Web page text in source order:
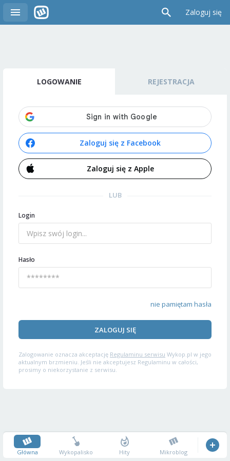
Zaloguj się
LOGOWANIE REJESTRACJA
Zaloguj się z Facebook
Zaloguj się z Apple
LUB
Login
Hasło
nie pamiętam hasła
ZALOGUJ SIĘ
Zalogowanie oznacza akceptację Regulaminu serwisu Wykop.pl w jego
aktualnym brzmieniu. Jeśli nie akceptujesz Regulaminu w całości,
prosimy o niekorzystanie z serwisu.
Główna Wykopalisko Hity Mikroblog